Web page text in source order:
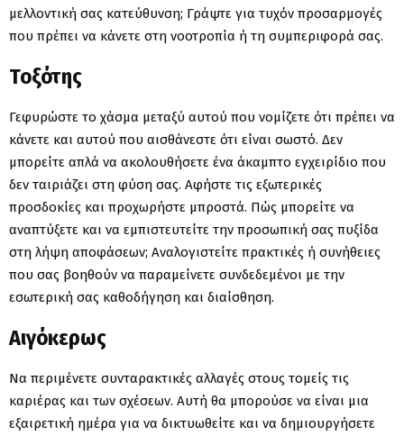
μελλοντική σας κατεύθυνση; Γράψτε για τυχόν προσαρμογές
που πρέπει να κάνετε στη νοοτροπία ή τη συμπεριφορά σας.
Τοξότης
Γεφυρώστε το χάσμα μεταξύ αυτού που νομίζετε ότι πρέπει να
κάνετε και αυτού που αισθάνεστε ότι είναι σωστό. Δεν
μπορείτε απλά να ακολουθήσετε ένα άκαμπτο εγχειρίδιο που
δεν ταιριάζει στη φύση σας. Αφήστε τις εξωτερικές
προσδοκίες και προχωρήστε μπροστά. Πώς μπορείτε να
αναπτύξετε και να εμπιστευτείτε την προσωπική σας πυξίδα
στη λήψη αποφάσεων; Αναλογιστείτε πρακτικές ή συνήθειες
που σας βοηθούν να παραμείνετε συνδεδεμένοι με την
εσωτερική σας καθοδήγηση και διαίσθηση.
Αιγόκερως
Να περιμένετε συνταρακτικές αλλαγές στους τομείς τις
καριέρας και των σχέσεων. Αυτή θα μπορούσε να είναι μια
εξαιρετική ημέρα για να δικτυωθείτε και να δημιουργήσετε